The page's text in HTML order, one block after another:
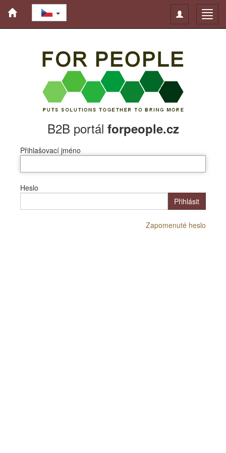
Toggle
navigation
B2B portál forpeople.cz
Přihlašovací jméno
Heslo
Přihlásit
Zapomenuté heslo